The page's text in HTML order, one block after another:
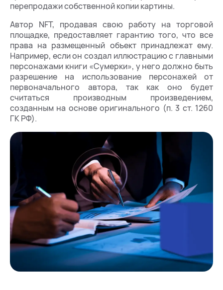
перепродажи собственной копии картины.
Автор NFT, продавая свою работу на торговой
площадке, предоставляет гарантию того, что все
права на размещенный объект принадлежат ему.
Например, если он создал иллюстрацию с главными
персонажами книги «Сумерки», у него должно быть
разрешение на использование персонажей от
первоначального автора, так как оно будет
считаться производным произведением,
созданным на основе оригинального (п. 3 ст. 1260
ГК РФ).